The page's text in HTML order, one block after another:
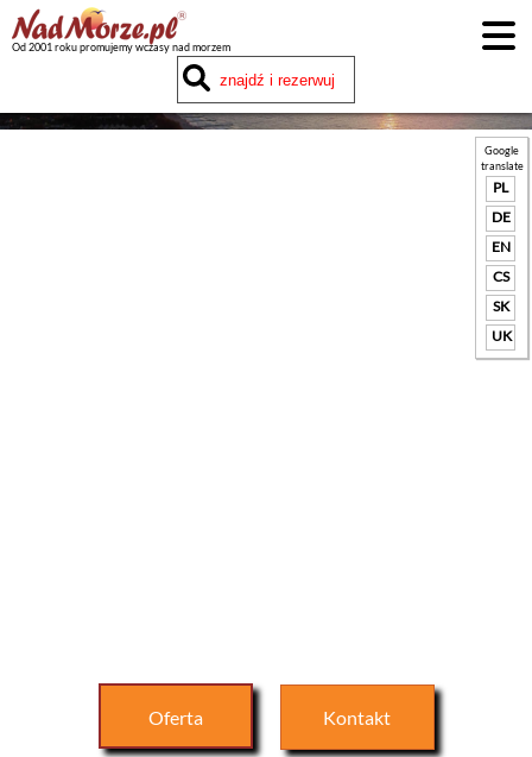
Od 2001 roku promujemy wczasy nad morzem
Google
translate
PL
DE
EN
CS
SK
UK
Oferta Kontakt